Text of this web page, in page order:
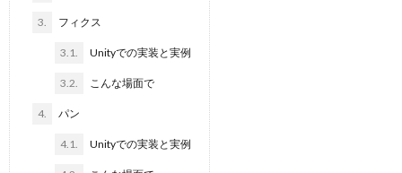
3. フィクス
3.1. Unityでの実装と実例
3.2. こんな場面で
4. パン
4.1. Unityでの実装と実例